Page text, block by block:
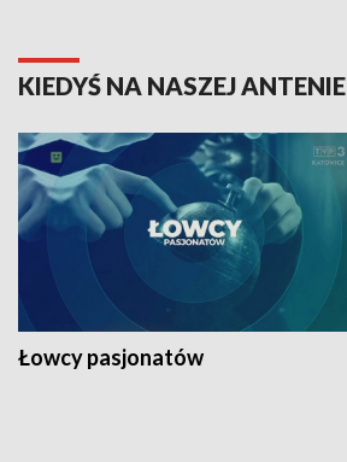
KIEDYŚ NA NASZEJ ANTENIE
Łowcy pasjonatów